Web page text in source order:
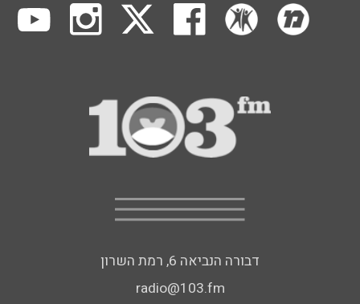
דבורה הנביאה 6, רמת השרון
radio@103.fm